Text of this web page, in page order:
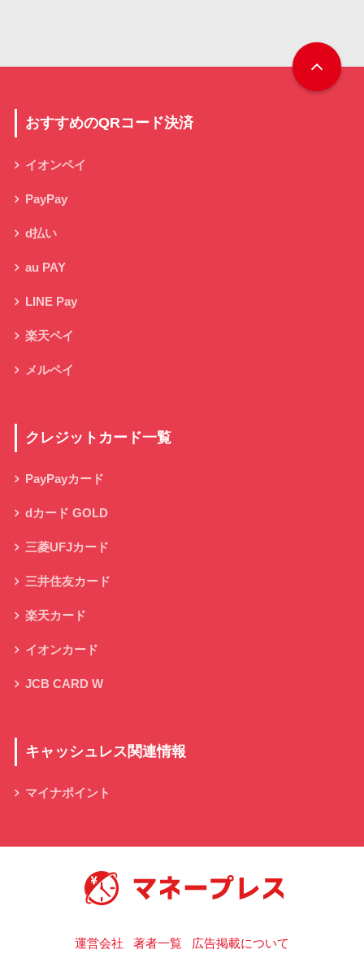
おすすめのQRコード決済
イオンペイ
PayPay
d払い
au PAY
LINE Pay
楽天ペイ
メルペイ
クレジットカード一覧
PayPayカード
dカード GOLD
三菱UFJカード
三井住友カード
楽天カード
イオンカード
JCB CARD W
キャッシュレス関連情報
マイナポイント
運営会社 著者一覧 広告掲載について